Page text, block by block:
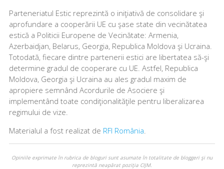
Parteneriatul Estic reprezintă o iniţiativă de consolidare şi
aprofundare a cooperării UE cu şase state din vecinătatea
estică a Politicii Europene de Vecinătate: Armenia,
Azerbaidjan, Belarus, Georgia, Republica Moldova şi Ucraina.
Totodată, fiecare dintre partenerii estici are libertatea să-şi
determine gradul de cooperare cu UE. Astfel, Republica
Moldova, Georgia şi Ucraina au ales gradul maxim de
apropiere semnând Acordurile de Asociere şi
implementând toate condiţionalităţile pentru liberalizarea
regimului de vize.
Materialul a fost realizat de RFI România
Opiniile exprimate în rubrica de bloguri sunt asumate în totalitate de bloggeri şi nu
reprezintă neapărat poziţia CIJM.